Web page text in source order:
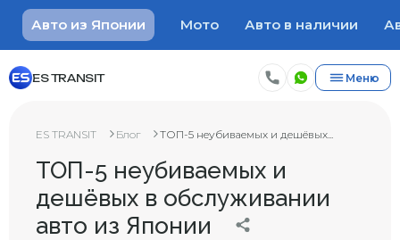
Авто из Японии Мото Авто в наличии
ES TRANSIT Меню
ES TRANSIT Блог ТОП-5 неубиваемых и дешёвых...
ТОП-5 неубиваемых и
дешёвых в обслуживании
авто из Японии